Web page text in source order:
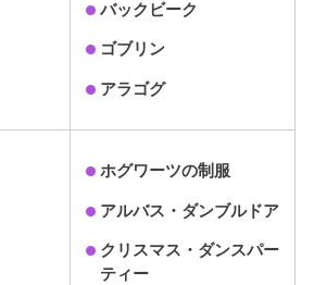
バックビーク
ゴブリン
アラゴグ
ホグワーツの制服
アルバス・ダンブルドア
クリスマス・ダンスパー
ティー